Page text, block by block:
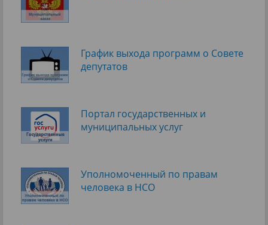
График выхода программ о Cовете
депутатов
Портал государственных и
муниципальных услуг
Уполномоченный по правам
человека в НСО